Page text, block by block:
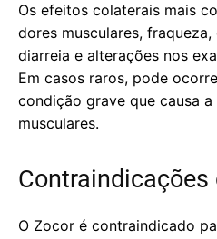
Os efeitos colaterais mais
dores musculares,
diarreia e alterações nos
Em casos raros, pode
condição grave que causa
musculares.
Contraindicações
O Zocor é contraindicado